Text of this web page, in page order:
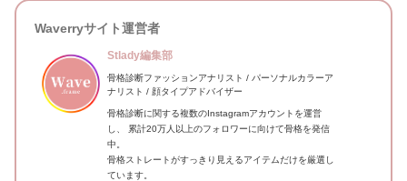
Waverryサイト運営者
Stlady編集部
骨格診断ファッションアナリスト / パーソナルカラーア
ナリスト / 顔タイプアドバイザー
骨格診断に関する複数のInstagramアカウントを運営
し、 累計20万人以上のフォロワーに向けて骨格を発信
中。
骨格ストレートがすっきり見えるアイテムだけを厳選し
ています。